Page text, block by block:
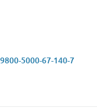
5000-67-140-7